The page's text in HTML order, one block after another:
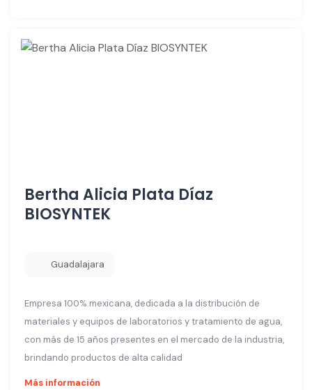
Bertha Alicia Plata Díaz
BIOSYNTEK
Guadalajara
Empresa 100% mexicana, dedicada a la distribución de
materiales y equipos de laboratorios y tratamiento de agua,
con más de 15 años presentes en el mercado de la industria,
brindando productos de alta calidad
Más información